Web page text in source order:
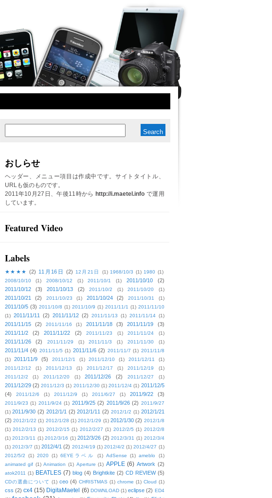
おしらせ
ヘッダー、メニュー項目は作成中です。サイトタイトル、
URLも仮のものです。
2011年10月27日、午後11時から http://i.maetel.info で運用
しています。
Featured Video
Labels
★★★★ (2) 11月16日 (2) 12月21日 (1) 1968/10/3 (1) 1980 (1)
2008/10/10
(1) 2008/10/12 (1) 2011/10/1 (1) 2011/10/10
(2)
2011/10/12
(3) 2011/10/13 (2) 2011/10/2 (1) 2011/10/20 (1)
2011/10/21 (2) 2011/10/23 (1) 2011/10/24 (2) 2011/10/31 (1)
2011/10/5 (3) 2011/10/8 (1) 2011/10/9 (1) 2011/11/1 (1) 2011/11/10
(1) 2011/11/11 (2) 2011/11/12 (2) 2011/11/13 (1) 2011/11/14 (1)
2011/11/15 (2) 2011/11/16 (1) 2011/11/18 (3) 2011/11/19
(3)
2011/11/2
(2) 2011/11/22 (2) 2011/11/23 (1) 2011/11/24 (1)
2011/11/26 (2) 2011/11/29 (1) 2011/11/3 (1) 2011/11/30 (1)
2011/11/4 (4) 2011/11/5 (1) 2011/11/6 (2) 2011/11/7 (1) 2011/11/8
(1)
2011/11/9 (5) 2011/12/1 (1) 2011/12/10 (1) 2011/12/11
(1)
2011/12/12
(1) 2011/12/13 (1) 2011/12/17 (1) 2011/12/19
(1)
2011/12/2
(1) 2011/12/20 (1) 2011/12/26 (2) 2011/12/27 (1)
2011/12/29 (2) 2011/12/3 (1) 2011/12/30 (1) 2011/12/4 (1) 2011/12/5
(4)
2011/12/6 (1) 2011/12/9 (1) 2011/6/27 (1) 2011/9/22 (3)
2011/9/23 (1) 2011/9/24 (1) 2011/9/25 (2) 2011/9/26 (2) 2011/9/27
(1) 2011/9/30 (2) 2012/1/1 (2) 2012/1/11 (2) 2012/1/2 (1) 2012/1/21
(2) 2012/1/22 (1) 2012/1/28 (1) 2012/1/29 (1) 2012/1/30 (2) 2012/1/8
(1) 2012/2/13 (1) 2012/2/15 (1) 2012/2/27 (1) 2012/2/5 (1) 2012/2/8
(1) 2012/3/11 (1) 2012/3/16 (1) 2012/3/26 (2) 2012/3/31 (1) 2012/3/4
(1) 2012/3/7 (1) 2012/4/1 (2) 2012/4/19 (1) 2012/4/2 (1) 2012/4/27 (1)
2012/5/2
(1) 2020 (1) 6EYEラベル (1) AdSense (1) ameblo
(1)
animated gif (1) Animation (1) Aperture (1) APPLE (6) Artwork (2)
atok2011 (1) BEATLES (7) blog (4) Brightkite (2) CD REVIEW (5)
CDの選曲について (1) ceo (4) CHRISTMAS (1) chrome (1) Cloud (1)
css (2) cx4 (15) DigitaMaetel (6) DOWNLOAD (1) eclipse (2) ED4